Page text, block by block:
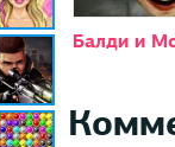
Балди и